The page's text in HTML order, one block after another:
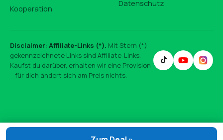
Kooperation
Datenschutz
Disclaimer: Affiliate-Links (*). Mit Stern (*)
gekennzeichnete Links sind Affiliate-Links.
Kaufst du darüber, erhalten wir eine Provision
– für dich ändert sich am Preis nichts.